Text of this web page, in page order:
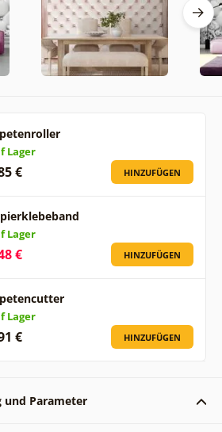
Lager
€ HINZUFÜGEN
Lager
€ HINZUFÜGEN
Lager
€ HINZUFÜGEN
und Parameter